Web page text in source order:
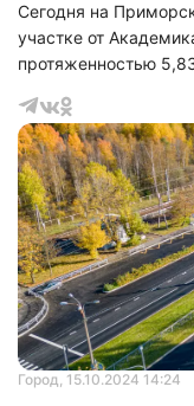
Сегодня на
участке от
протяженностью
дороги».
Город, 15.10.2024 14:24